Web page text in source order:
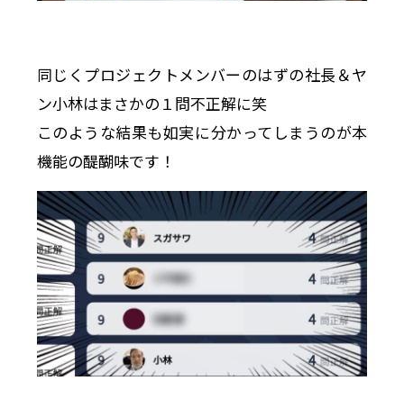
同じくプロジェクトメンバーのはずの社長＆ヤ
ン小林はまさかの１問不正解に笑
このような結果も如実に分かってしまうのが本
機能の醍醐味です！